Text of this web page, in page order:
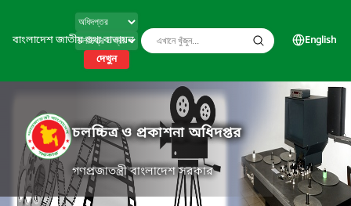
বাংলাদেশ জাতীয় তথ্য বাতায়ন
দেখুন
English
চলচ্চিত্র ও প্রকাশনা অধিদপ্তর
গণপ্রজাতন্ত্রী বাংলাদেশ সরকার